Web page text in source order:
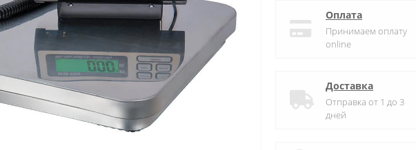
Оплата
Принимаем оплату
online
Доставка
Отправка от 1 до 3
дней